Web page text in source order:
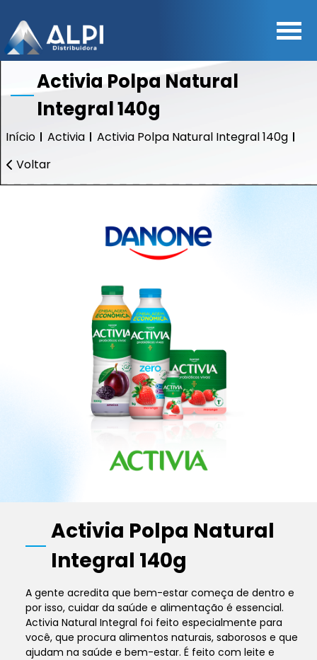
Activia Polpa Natural
Integral 140g
Início Activia
Activia Polpa Natural Integral 140g
Voltar
Activia Polpa Natural
Integral 140g
A gente acredita que bem-estar começa de dentro e
por isso, cuidar da saúde e alimentação é essencial.
Activia Natural Integral foi feito especialmente para
você, que procura alimentos naturais, saborosos e que
ajudam na saúde e bem-estar. É feito com leite e